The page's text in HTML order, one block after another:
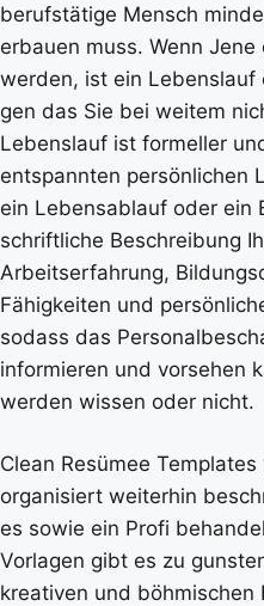
berufstätige Mensch
erbauen muss. Wenn
werden, ist ein Lebenslauf
gen das Sie bei weitem
Lebenslauf ist formeller
entspannten persönlichen
ein Lebensablauf oder ein
schriftliche Beschreibung
Arbeitserfahrung,
Fähigkeiten und
sodass das
informieren und vorsehen
werden wissen oder nicht.
Clean Resümee
organisiert weiterhin
es sowie ein Profi
Vorlagen gibt es zu
kreativen und böhmischen